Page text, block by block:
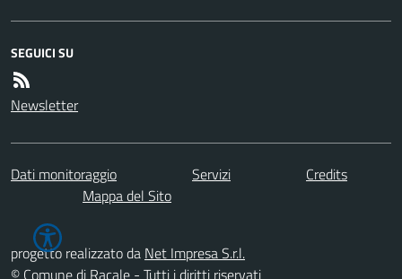
SEGUICI SU
Newsletter
Dati monitoraggio Servizi
Credits
Mappa del Sito
progetto realizzato da Net Impresa S.r.l.
© Comune di Racale - Tutti i diritti riservati